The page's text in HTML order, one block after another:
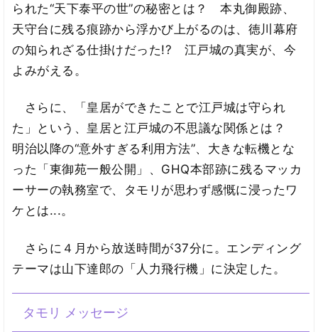
られた“天下泰平の世”の秘密とは？ 本丸御殿跡、
天守台に残る痕跡から浮かび上がるのは、徳川幕府
の知られざる仕掛けだった!? 江戸城の真実が、今
よみがえる。
さらに、「皇居ができたことで江戸城は守られ
た」という、皇居と江戸城の不思議な関係とは？
明治以降の“意外すぎる利用方法”、大きな転機とな
った「東御苑一般公開」、GHQ本部跡に残るマッカ
ーサーの執務室で、タモリが思わず感慨に浸ったワ
ケとは...。
さらに４月から放送時間が37分に。エンディング
テーマは山下達郎の「人力飛行機」に決定した。
タモリ メッセージ